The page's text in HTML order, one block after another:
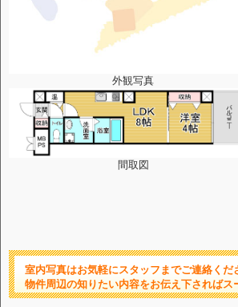
外観写真
間取図
室内写真はお気軽にスタッフまでご連絡く
物件周辺の知りたい内容をお伝え下されば